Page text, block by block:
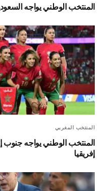
المنتخب الوطني يواجه
المنتخب المغربي
المنتخب الوطني يواجه جنوب
إفريقيا